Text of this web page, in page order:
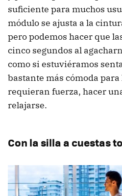
suficiente para muchos
módulo se ajusta a la
pero podemos hacer que
cinco segundos al
como si estuviéramos
bastante más cómoda
requieran fuerza, hacer
relajarse.
Con la silla a cuestas